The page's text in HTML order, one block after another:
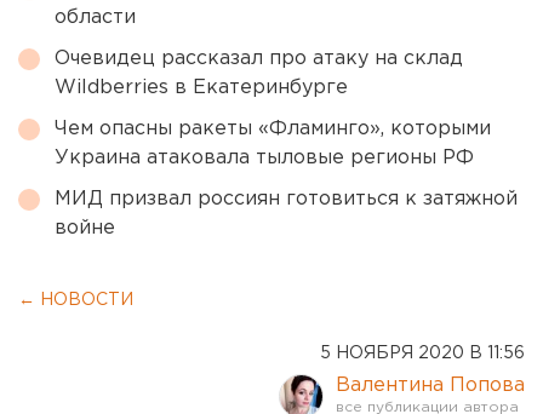
области
Очевидец рассказал про атаку на склад
Wildberries в Екатеринбурге
Чем опасны ракеты «Фламинго», которыми
Украина атаковала тыловые регионы РФ
МИД призвал россиян готовиться к затяжной
войне
← НОВОСТИ
5 НОЯБРЯ 2020 В 11:56
Валентина Попова